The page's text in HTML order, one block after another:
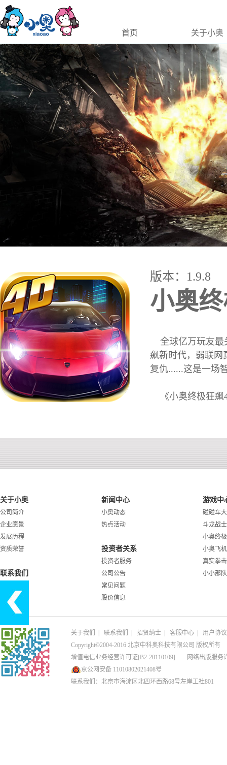
首页 关于小奥
版本：1.9.8
小奥
全球亿万玩友最
飙新时代，弱联网
复仇......这是一场
《小奥终极狂飙
关于小奥
公司简介
企业愿景
发展历程
资质荣誉
联系我们
新闻中心
小奥动态
热点活动
投资者关系
投资者服务
公司公告
常见问题
股价信息
游戏中
碰碰车
斗龙战
小奥终
小奥飞
真实拳击
小小部
关于我们 联系我们 招贤纳士 客服中心
用户协议
Copyright©2004-2016 北京中科奥科技有限公司 版权所有
增值电信业务经营许可证[B2-20110109]
网络出版服务
京公网安备 11010802021408号
联系我们：北京市海淀区北四环西路68号左岸工社801